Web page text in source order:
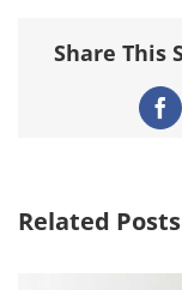
Share This
Related Posts